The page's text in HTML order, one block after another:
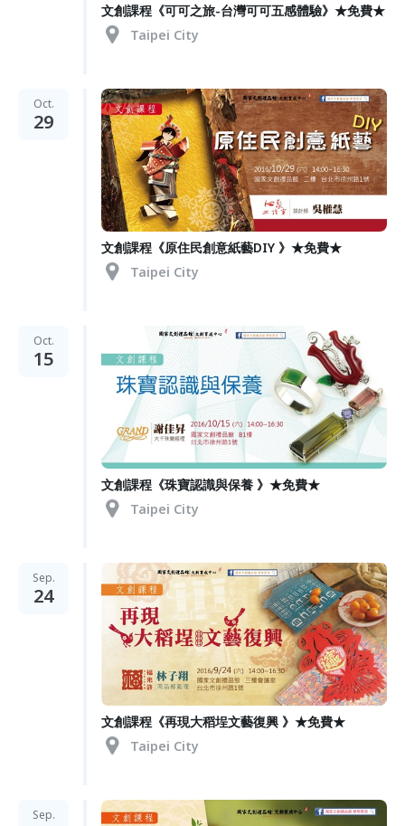
文創課程《可可之旅-台灣可可五感體驗》★免費★
Taipei City
Oct.
29
文創課程《原住民創意紙藝DIY 》★免費★
Taipei City
Oct.
15
文創課程《珠寶認識與保養 》★免費★
Taipei City
Sep.
24
文創課程《再現大稻埕文藝復興 》★免費★
Taipei City
Sep.